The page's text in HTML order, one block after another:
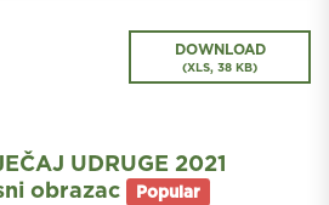
DOWNLOAD
(XLS, 38 KB)
UDRUGE 2021
obrazac
Popular